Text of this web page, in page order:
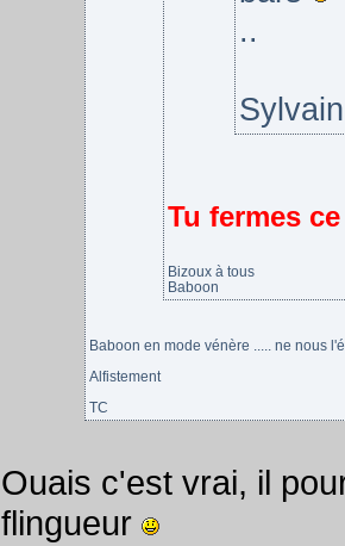
..
Sylvain
Tu fermes
Bizoux à tous
Baboon
Baboon en mode vénère ..... ne nous
Alfistement
TC
Ouais c'est vrai, il
flingueur